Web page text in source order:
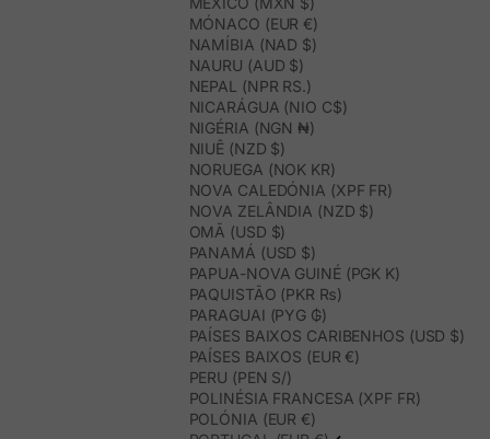
MÓNACO (EUR €)
NAMÍBIA (NAD $)
NAURU (AUD $)
NEPAL (NPR RS.)
NICARÁGUA (NIO C$)
NIGÉRIA (NGN ₦)
NIUÊ (NZD $)
NORUEGA (NOK KR)
NOVA CALEDÓNIA (XPF FR)
NOVA ZELÂNDIA (NZD $)
OMÃ (USD $)
PANAMÁ (USD $)
PAPUA-NOVA GUINÉ (PGK K)
PAQUISTÃO (PKR ₨)
PARAGUAI (PYG ₲)
PAÍSES BAIXOS CARIBENHOS (USD $)
PAÍSES BAIXOS (EUR €)
PERU (PEN S/)
POLINÉSIA FRANCESA (XPF FR)
POLÓNIA (EUR €)